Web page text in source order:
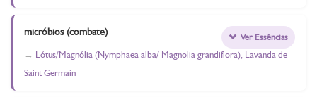
micróbios (combate)
Lótus/Magnólia (Nymphaea alba/ Magnolia grandiflora), Lavanda de
Saint Germain
Ver Essências